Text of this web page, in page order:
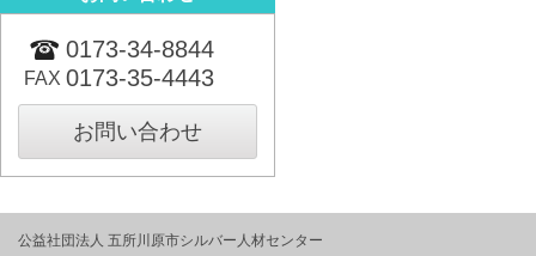
0173-34-8844
FAX 0173-35-4443
お問い合わせ
公益社団法人 五所川原市シルバー人材センター